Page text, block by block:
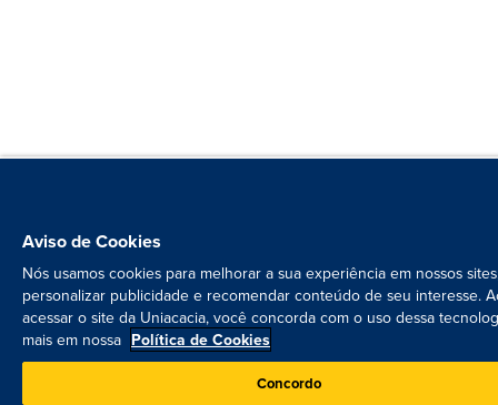
Aviso de Cookies
Nós usamos cookies para melhorar a sua experiência em nossos
personalizar publicidade e recomendar conteúdo de seu interesse.
acessar o site da Uniacacia, você concorda com o uso dessa
mais em nossa Política de Cookies
Concordo